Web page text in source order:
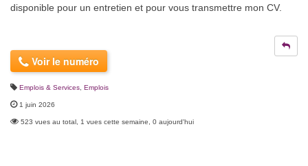
disponible pour un entretien et pour vous transmettre mon CV.
Voir le numéro
Emplois & Services Emplois
1 juin 2026
523 vues au total, 1 vues cette semaine, 0 aujourd'hui